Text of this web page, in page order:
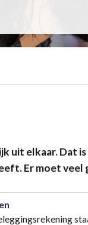
uit elkaar. Dat
Er moet veel